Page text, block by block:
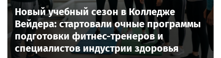
Новый учебный сезон в Колледже
Вейдера: стартовали очные программы
подготовки фитнес-тренеров и
специалистов индустрии здоровья